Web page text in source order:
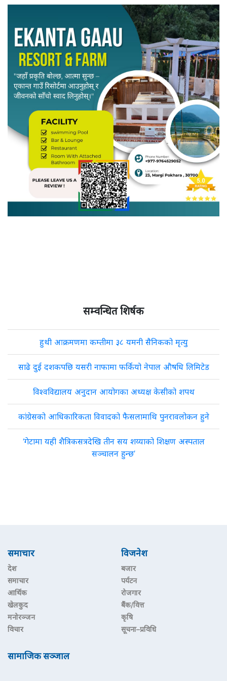
सम्वन्धित शिर्षक
हुथी आक्रमणमा कम्तीमा ३८ यमनी सैनिकको मृत्यु
साढे दुई दशकपछि यसरी नाफामा फर्कियो नेपाल औषधि लिमिटेड
विश्वविद्यालय अनुदान आयोगका अध्यक्ष केसीको शपथ
कांग्रेसको आधिकारिकता विवादको फैसलामाथि पुनरावलोकन हुने
‘गेटामा यही शैत्रिकसत्रदेखि तीन सय शय्याको शिक्षण अस्पताल
सञ्चालन हुन्छ’
समाचार
देश
समाचार
आर्थिक
खेलकुद
मनोरञ्जन
विचार
विजनेश
बजार
पर्यटन
रोजगार
बैंक/वित्त
कृषि
सूचना–प्रविधि
सामाजिक सञ्जाल